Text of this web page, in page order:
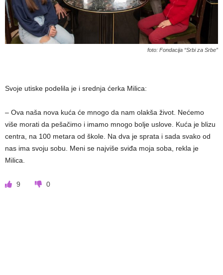
foto: Fondacija “Srbi za Srbe”
Svoje utiske podelila je i srednja ćerka Milica:
– Ova naša nova kuća će mnogo da nam olakša život. Nećemo
više morati da pešačimo i imamo mnogo bolje uslove. Kuća je blizu
centra, na 100 metara od škole. Na dva je sprata i sada svako od
nas ima svoju sobu. Meni se najviše sviđa moja soba, rekla je
Milica.
9 0